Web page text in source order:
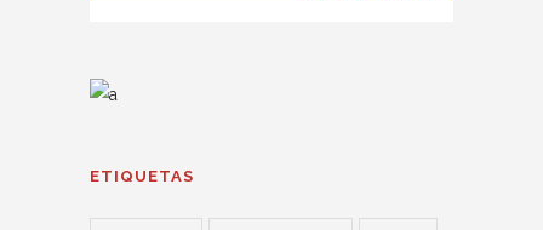
ETIQUETAS